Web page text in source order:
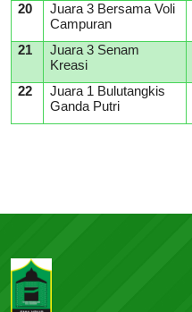
20
Juara 3 Bersama Voli
Campuran
21
Juara 3 Senam
Kreasi
22
Juara 1 Bulutangkis
Ganda Putri